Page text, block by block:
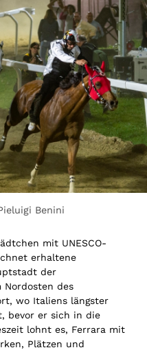
Benini
mit UNESCO-
erhaltene
der
Nordosten des
wo Italiens längster
bevor er sich in die
lohnt es, Ferrara mit
Plätzen und